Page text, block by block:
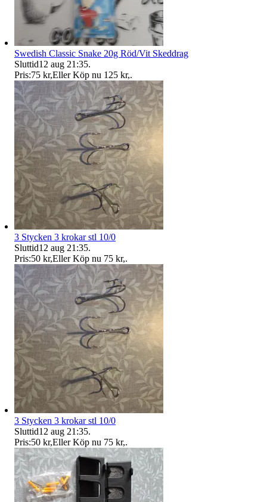
Swedish Classic Snake 20g Röd/Vit Skeddrag
Sluttid12 aug 21:35.
Pris:75 kr,Eller Köp nu 125 kr,.
3 Stycken 3 krokar stl 10/0
Sluttid12 aug 21:35.
Pris:50 kr,Eller Köp nu 75 kr,.
3 Stycken 3 krokar stl 10/0
Sluttid12 aug 21:35.
Pris:50 kr,Eller Köp nu 75 kr,.